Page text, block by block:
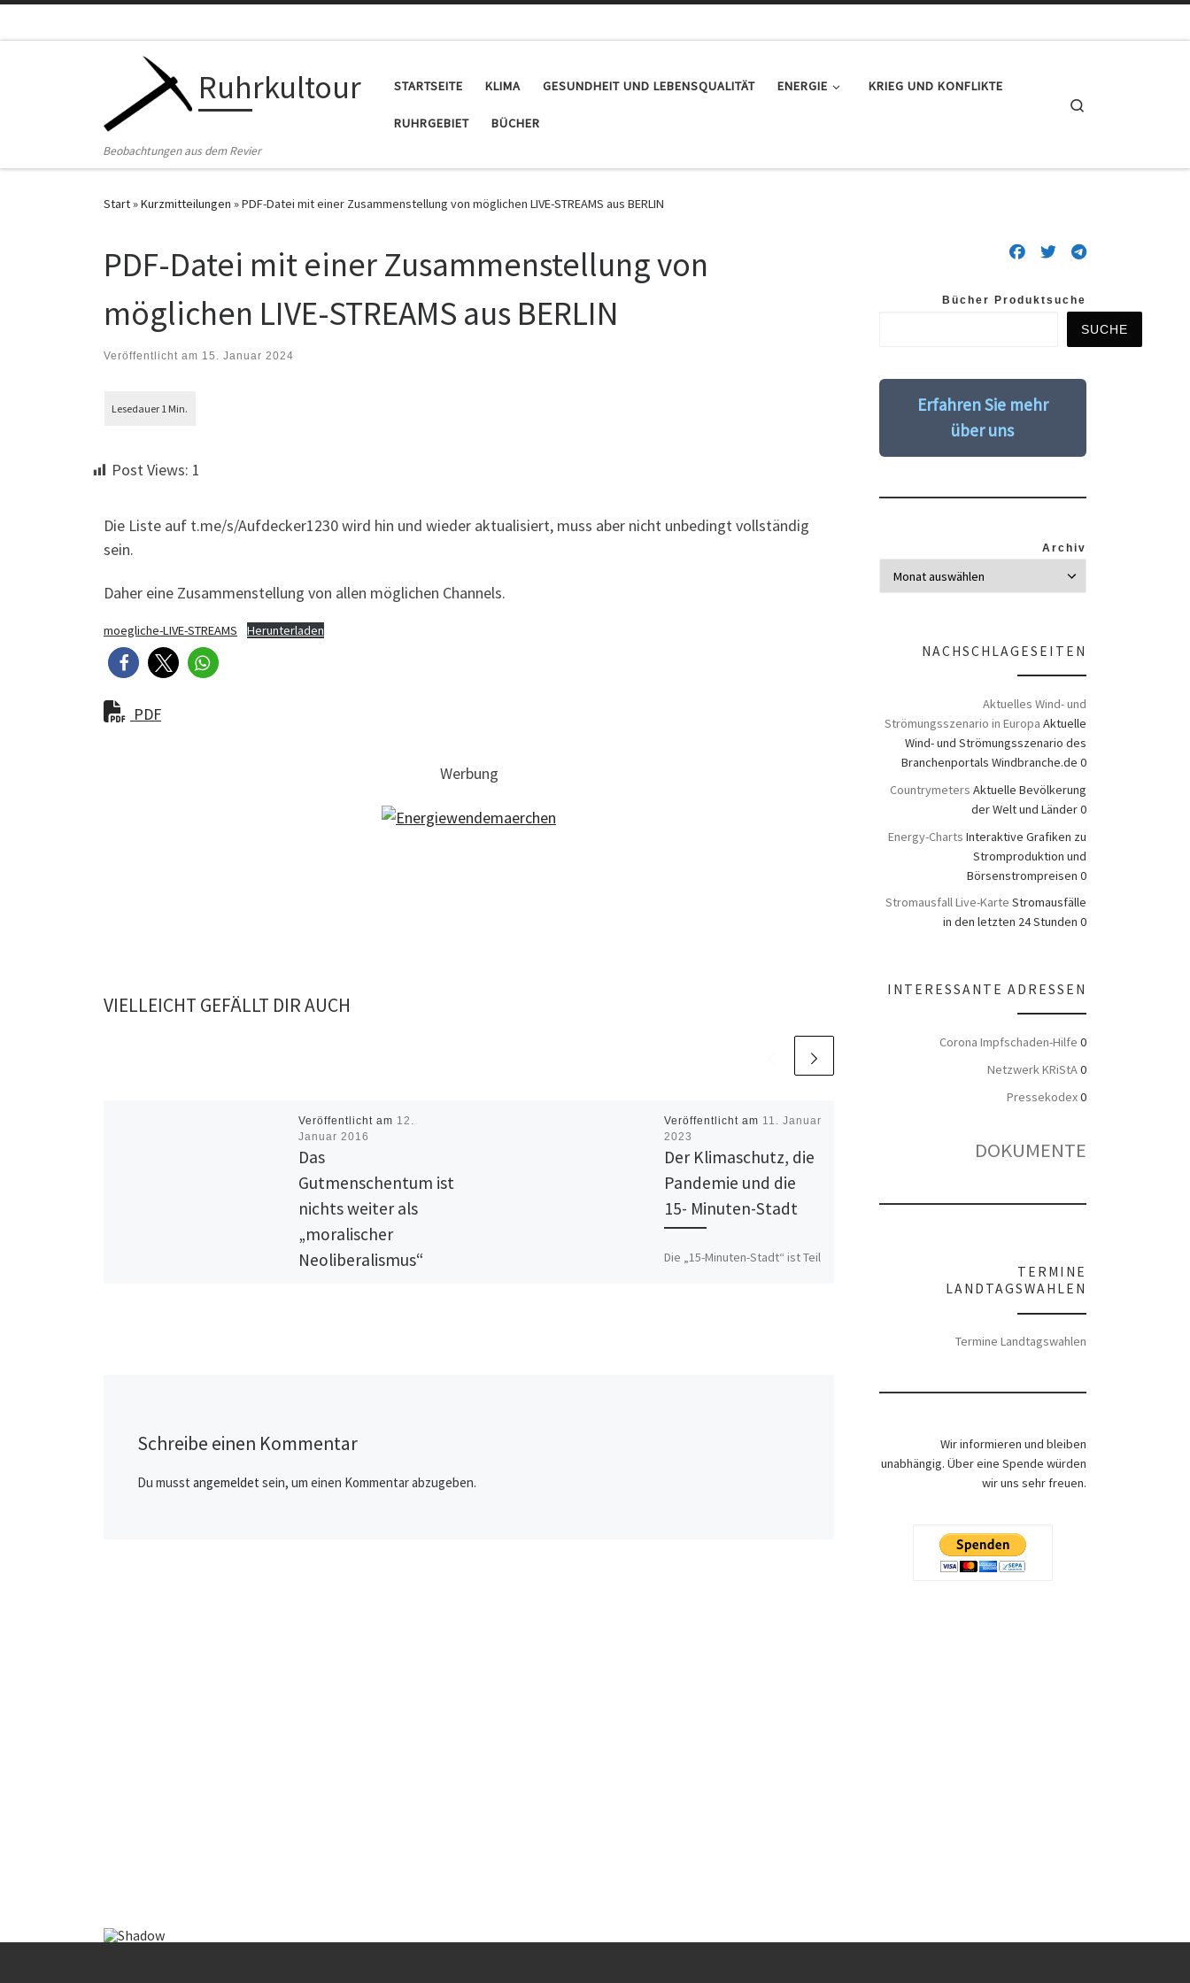
Ruhrkultour
Beobachtungen aus dem Revier
STARTSEITE KLIMA GESUNDHEIT UND LEBENSQUALITÄT ENERGIE KRIEG UND KONFLIKTE
RUHRGEBIET BÜCHER
Start»Kurzmitteilungen »PDF-Datei mit einer Zusammenstellung von möglichen LIVE-STREAMS aus BERLIN
PDF-Datei mit einer Zusammenstellung von
möglichen LIVE-STREAMS aus BERLIN
Veröffentlicht am 15. Januar 2024
Post Views: 1
Die Liste auf t.me/s/Aufdecker1230 wird hin und wieder aktualisiert, muss aber nicht unbedingt vollständig
sein.
Daher eine Zusammenstellung von allen möglichen Channels.
moegliche-LIVE-STREAMS Herunterladen
PDF
Werbung
VIELLEICHT GEFÄLLT DIR AUCH
Veröffentlicht am 12.
Januar 2016
Das
Gutmenschentum ist
nichts weiter als
„moralischer
Neoliberalismus“
Veröffentlicht am 11. Januar
2023
Der Klimaschutz, die
Pandemie und die
15- Minuten-Stadt
Die „15-Minuten-Stadt“ ist Teil
Die Young Leaders
Atlantik-Brücke und
Schreibe einen Kommentar
Du musst angemeldet sein, um einen Kommentar abzugeben.
Bücher Produktsuche
SUCHE
Erfahren Sie mehr
über uns
Archiv
NACHSCHLAGESEITEN
Aktuelles Wind- und
Strömungsszenario in Europa Aktuelle
Wind- und Strömungsszenario des
Branchenportals Windbranche.de 0
Countrymeters Aktuelle Bevölkerung
der Welt und Länder 0
Energy-Charts Interaktive Grafiken zu
Stromproduktion und
Börsenstrompreisen 0
Stromausfall Live-Karte Stromausfälle
in den letzten 24 Stunden 0
INTERESSANTE ADRESSEN
Corona Impfschaden-Hilfe 0
Netzwerk KRiStA0
Pressekodex0
DOKUMENTE
TERMINE
LANDTAGSWAHLEN
Termine Landtagswahlen
Wir informieren und bleiben
unabhängig. Über eine Spende würden
wir uns sehr freuen.